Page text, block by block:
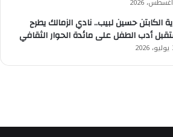
الكابتن حسين لبيب.. نادي الزمالك يطرح
أدب الطفل على مائدة الحوار الثقافي